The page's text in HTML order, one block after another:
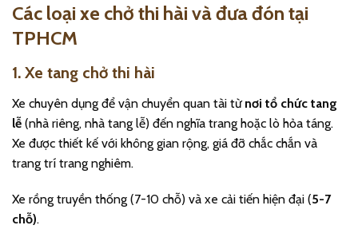
Các loại xe chở thi hài và đưa đón tại
TPHCM
1. Xe tang chở thi hài
Xe chuyên dụng để vận chuyển quan tài từnơi tổ chức tang
lễ (nhà riêng, nhà tang lễ) đến nghĩa trang hoặc lò hỏa táng.
Xe được thiết kế với không gian rộng, giá đỡ chắc chắn và
trang trí trang nghiêm.
Xe rồng truyền thống (7-10 chỗ) và xe cải tiến hiện đại (5-7
chỗ).